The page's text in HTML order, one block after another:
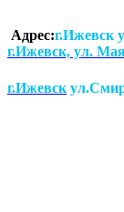
Адрес:г.Ижевск
г.Ижевск, ул.
г.Ижевск